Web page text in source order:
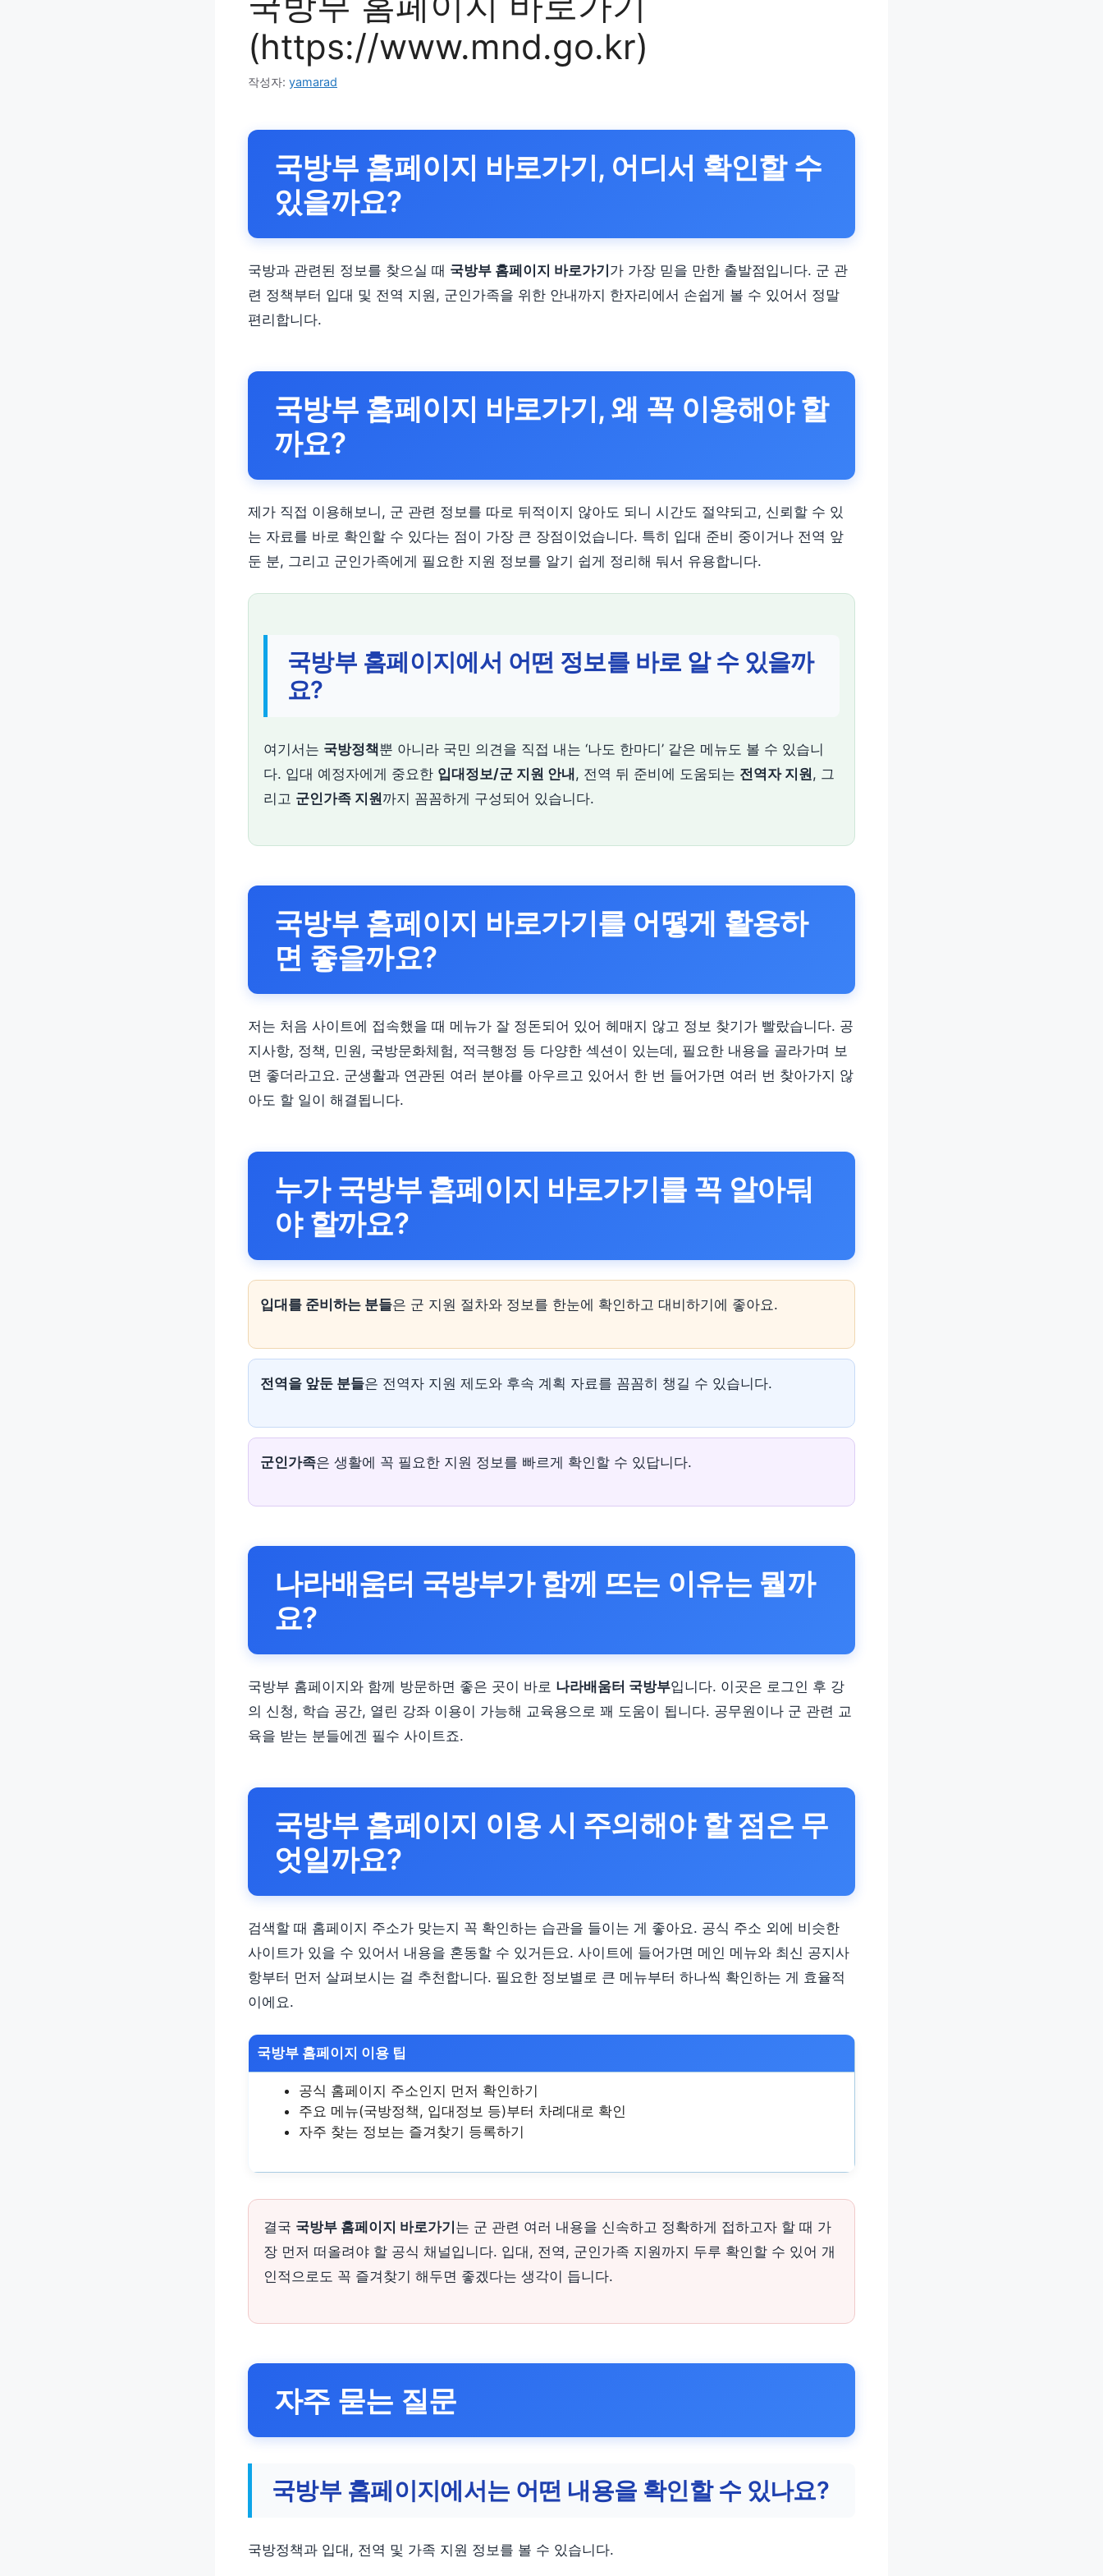
(https://www.mnd.go.kr)
작성자: yamarad
국방부 홈페이지 바로가기, 어디서 확인할 수
있을까요?
국방과 관련된 정보를 찾으실 때 국방부 홈페이지 바로가기 가 가장 믿을 만한 출발점입니다. 군 관
련 정책부터 입대 및 전역 지원, 군인가족을 위한 안내까지 한자리에서 손쉽게 볼 수 있어서 정말
편리합니다.
국방부 홈페이지 바로가기, 왜 꼭 이용해야 할
까요?
제가 직접 이용해보니, 군 관련 정보를 따로 뒤적이지 않아도 되니 시간도 절약되고, 신뢰할 수 있
는 자료를 바로 확인할 수 있다는 점이 가장 큰 장점이었습니다. 특히 입대 준비 중이거나 전역 앞
둔 분, 그리고 군인가족에게 필요한 지원 정보를 알기 쉽게 정리해 둬서 유용합니다.
국방부 홈페이지에서 어떤 정보를 바로 알 수 있을까
요?
여기서는 국방정책뿐 아니라 국민 의견을 직접 내는 ‘나도 한마디’ 같은 메뉴도 볼 수 있습니
다. 입대 예정자에게 중요한 입대정보/군 지원 안내 , 전역 뒤 준비에 도움되는 전역자 지원, 그
리고 군인가족 지원까지 꼼꼼하게 구성되어 있습니다.
국방부 홈페이지 바로가기를 어떻게 활용하
면 좋을까요?
저는 처음 사이트에 접속했을 때 메뉴가 잘 정돈되어 있어 헤매지 않고 정보 찾기가 빨랐습니다. 공
지사항, 정책, 민원, 국방문화체험, 적극행정 등 다양한 섹션이 있는데, 필요한 내용을 골라가며 보
면 좋더라고요. 군생활과 연관된 여러 분야를 아우르고 있어서 한 번 들어가면 여러 번 찾아가지 않
아도 할 일이 해결됩니다.
누가 국방부 홈페이지 바로가기를 꼭 알아둬
야 할까요?
입대를 준비하는 분들은 군 지원 절차와 정보를 한눈에 확인하고 대비하기에 좋아요.
전역을 앞둔 분들은 전역자 지원 제도와 후속 계획 자료를 꼼꼼히 챙길 수 있습니다.
군인가족은 생활에 꼭 필요한 지원 정보를 빠르게 확인할 수 있답니다.
나라배움터 국방부가 함께 뜨는 이유는 뭘까
요?
국방부 홈페이지와 함께 방문하면 좋은 곳이 바로 나라배움터 국방부입니다. 이곳은 로그인 후 강
의 신청, 학습 공간, 열린 강좌 이용이 가능해 교육용으로 꽤 도움이 됩니다. 공무원이나 군 관련 교
육을 받는 분들에겐 필수 사이트죠.
국방부 홈페이지 이용 시 주의해야 할 점은 무
엇일까요?
검색할 때 홈페이지 주소가 맞는지 꼭 확인하는 습관을 들이는 게 좋아요. 공식 주소 외에 비슷한
사이트가 있을 수 있어서 내용을 혼동할 수 있거든요. 사이트에 들어가면 메인 메뉴와 최신 공지사
항부터 먼저 살펴보시는 걸 추천합니다. 필요한 정보별로 큰 메뉴부터 하나씩 확인하는 게 효율적
이에요.
국방부 홈페이지 이용 팁
공식 홈페이지 주소인지 먼저 확인하기
주요 메뉴(국방정책, 입대정보 등)부터 차례대로 확인
자주 찾는 정보는 즐겨찾기 등록하기
결국 국방부 홈페이지 바로가기 는 군 관련 여러 내용을 신속하고 정확하게 접하고자 할 때 가
장 먼저 떠올려야 할 공식 채널입니다. 입대, 전역, 군인가족 지원까지 두루 확인할 수 있어 개
인적으로도 꼭 즐겨찾기 해두면 좋겠다는 생각이 듭니다.
자주 묻는 질문
국방부 홈페이지에서는 어떤 내용을 확인할 수 있나요?
국방정책과 입대, 전역 및 가족 지원 정보를 볼 수 있습니다.